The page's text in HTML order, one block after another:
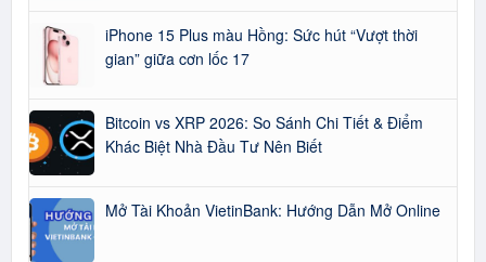
iPhone 15 Plus màu Hồng: Sức hút “Vượt thời
gian” giữa cơn lốc 17
Bitcoin vs XRP 2026: So Sánh Chi Tiết & Điểm
Khác Biệt Nhà Đầu Tư Nên Biết
Mở Tài Khoản VietinBank: Hướng Dẫn Mở Online